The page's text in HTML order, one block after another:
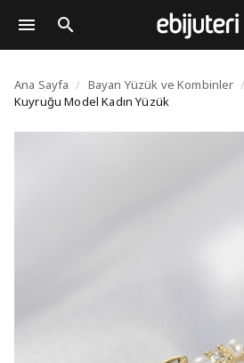
Gold Renk
Ana Sayfa / Bayan Yüzük ve Kombinler /
Kuyruğu Model Kadın Yüzük